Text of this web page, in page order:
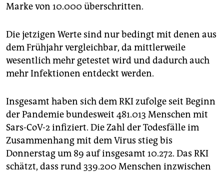
Marke von 10.000 überschritten.
Die jetzigen Werte sind nur bedingt mit denen aus
dem Frühjahr vergleichbar, da mittlerweile
wesentlich mehr getestet wird und dadurch auch
mehr Infektionen entdeckt werden.
Insgesamt haben sich dem RKI zufolge seit Beginn
der Pandemie bundesweit 481.013 Menschen mit
Sars-CoV-2 infiziert. Die Zahl der Todesfälle im
Zusammenhang mit dem Virus stieg bis
Donnerstag um 89 auf insgesamt 10.272. Das RKI
schätzt, dass rund 339.200 Menschen inzwischen